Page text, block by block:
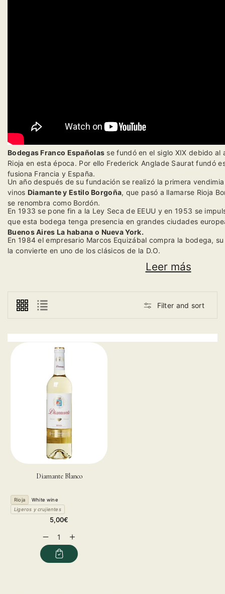
Bodegas Franco Españolas se fundó en el siglo XIX debido al
Rioja en esta época. Por ello Frederick Anglade Saurat fundó
fusiona Francia y España.
Un año después de su fundación se realizó la primera
vinos Diamante y Estilo Borgoña, que pasó a llamarse Rioja
se renombra como Bordón.
En 1933 se pone fin a la Ley Seca de EEUU y en 1953 se
que esta bodega tenga presencia en grandes ciudades
Buenos Aires La habana o Nueva York.
En 1984 el empresario Marcos Equizábal compra la bodega,
la convierte en uno de los clásicos de la D.O.
Leer más
Filter and sort
Diamante Blanco
Rioja
White wine
Ligeros y crujientes
Regular
5,00€
Decrease
quantity
Increase
quantity
for